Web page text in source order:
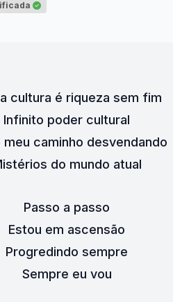
cultura é riqueza sem fim
Infinito poder cultural
meu caminho desvendando
do mundo atual
Passo a passo
Estou em ascensão
Progredindo sempre
Sempre eu vou